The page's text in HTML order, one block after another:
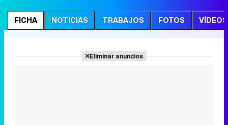
FICHA NOTICIAS TRABAJOS FOTOS VÍDEOS
Eliminar anuncios